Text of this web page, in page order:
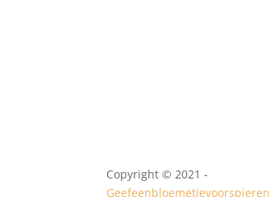
Copyright © 2021 -
Geefeenbloemetjevoorspieren